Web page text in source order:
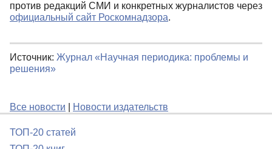
против редакций СМИ и конкретных журналистов через
официальный сайт Роскомнадзора.
Источник: Журнал «Научная периодика: проблемы и
решения»
Все новости Новости издательств
ТОП-20 статей